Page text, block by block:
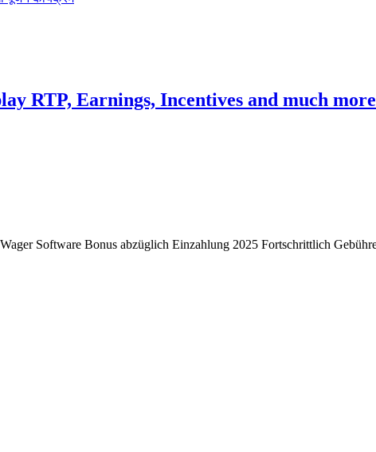
RTP, Earnings, Incentives and much
Software Bonus abzüglich Einzahlung 2025 Fortschrittlich